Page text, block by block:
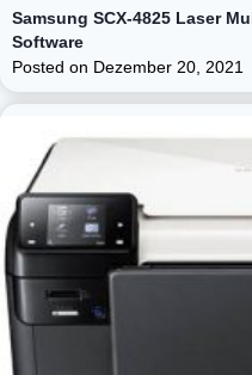
Samsung SCX-4825 Laser
Software
Posted on Dezember 20, 2021